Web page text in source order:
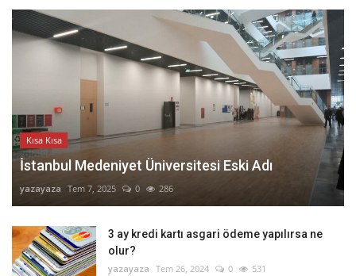
Kısa Kısa
İstanbul Medeniyet Üniversitesi Eski Adı
yazayaza Tem 7, 2025 0 286
3 ay kredi kartı asgari ödeme yapılırsa ne
olur?
yazayaza Tem 26, 2024 0 531